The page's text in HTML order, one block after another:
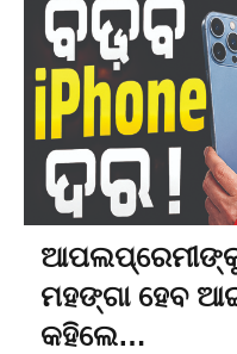
ଆପଲପ୍ରେମୀଙ୍କୁ
ମହଙ୍ଗା ହେବ
କହିଲେ…